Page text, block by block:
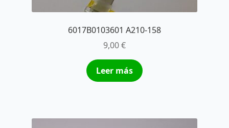
6017B0103601 A210-158
9,00€
Leer más